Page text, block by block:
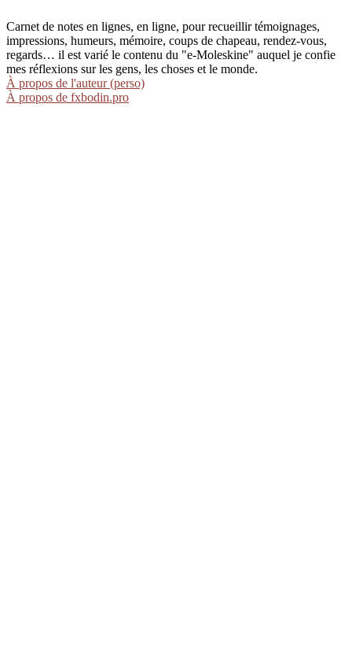
Carnet de notes en lignes, en ligne, pour recueillir témoignages,
impressions, humeurs, mémoire, coups de chapeau, rendez-vous,
regards… il est varié le contenu du "e-Moleskine" auquel je confie
mes réflexions sur les gens, les choses et le monde.
À propos de l'auteur (perso)
À propos de fxbodin.pro